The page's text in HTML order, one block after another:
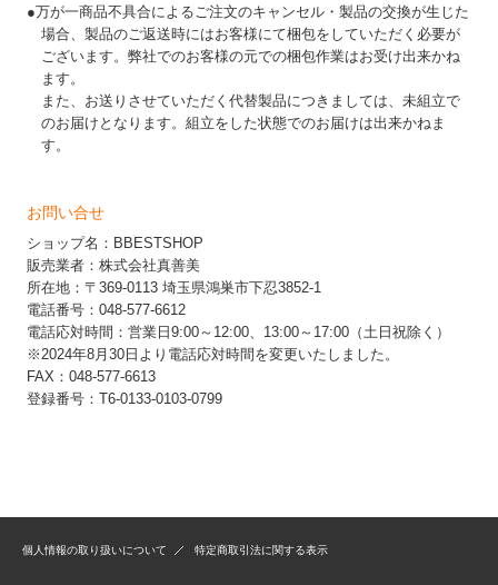
●万が一商品不具合によるご注文のキャンセル・製品の交換が生じた
場合、製品のご返送時にはお客様にて梱包をしていただく必要が
ございます。弊社でのお客様の元での梱包作業はお受け出来かね
ます。
また、お送りさせていただく代替製品につきましては、未組立で
のお届けとなります。組立をした状態でのお届けは出来かねま
す。
お問い合せ
ショップ名：BBESTSHOP
販売業者：株式会社真善美
所在地：〒369-0113 埼玉県鴻巣市下忍3852-1
電話番号：048-577-6612
電話応対時間：営業日9:00～12:00、13:00～17:00（土日祝除く）
※2024年8月30日より電話応対時間を変更いたしました。
FAX：048-577-6613
登録番号：T6-0133-0103-0799
個人情報の取り扱いについて 特定商取引法に関する表示